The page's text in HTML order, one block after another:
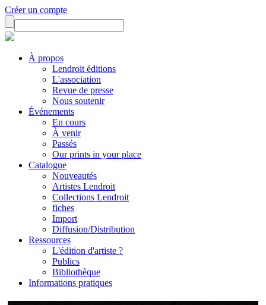
Créer un compte
À propos
Lendroit éditions
L'association
Revue de presse
Nous soutenir
Événements
En cours
À venir
Passés
Our prints in your place
Catalogue
Nouveautés
Artistes Lendroit
Collections Lendroit
fiches
Import
Diffusion/Distribution
Ressources
L'édition d'artiste ?
Publics
Bibliothèque
Informations pratiques